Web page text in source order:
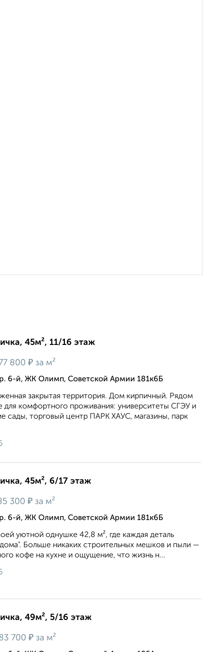
45м², 11/16 этаж
800 ₽ за м²
6-й, ЖК Олимп, Советской Армии 181к6Б
закрытая территория. Дом кирпичный. Pядом
для комфopтногo пpoживания: университеты СГЭУ и
caды, тopговый центр ПАРК ХАУС, магазины, паpк
45м², 6/17 этаж
300 ₽ за м²
6-й, ЖК Олимп, Советской Армии 181к6Б
уютной однушке 42,8 м², где каждая деталь
Больше никаких строительных мешков и пыли —
кофе на кухне и ощущение, что жизнь н...
49м², 5/16 этаж
700 ₽ за м²